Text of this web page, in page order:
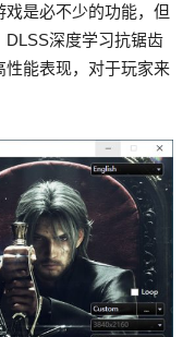
是必不少的功能，但
深度学习抗锯齿
能表现，对于玩家来